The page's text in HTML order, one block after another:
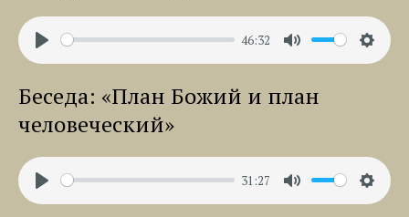
Play
46:32
Mute
Беседа: «План Божий и план
человеческий»
Play
31:27
Mute